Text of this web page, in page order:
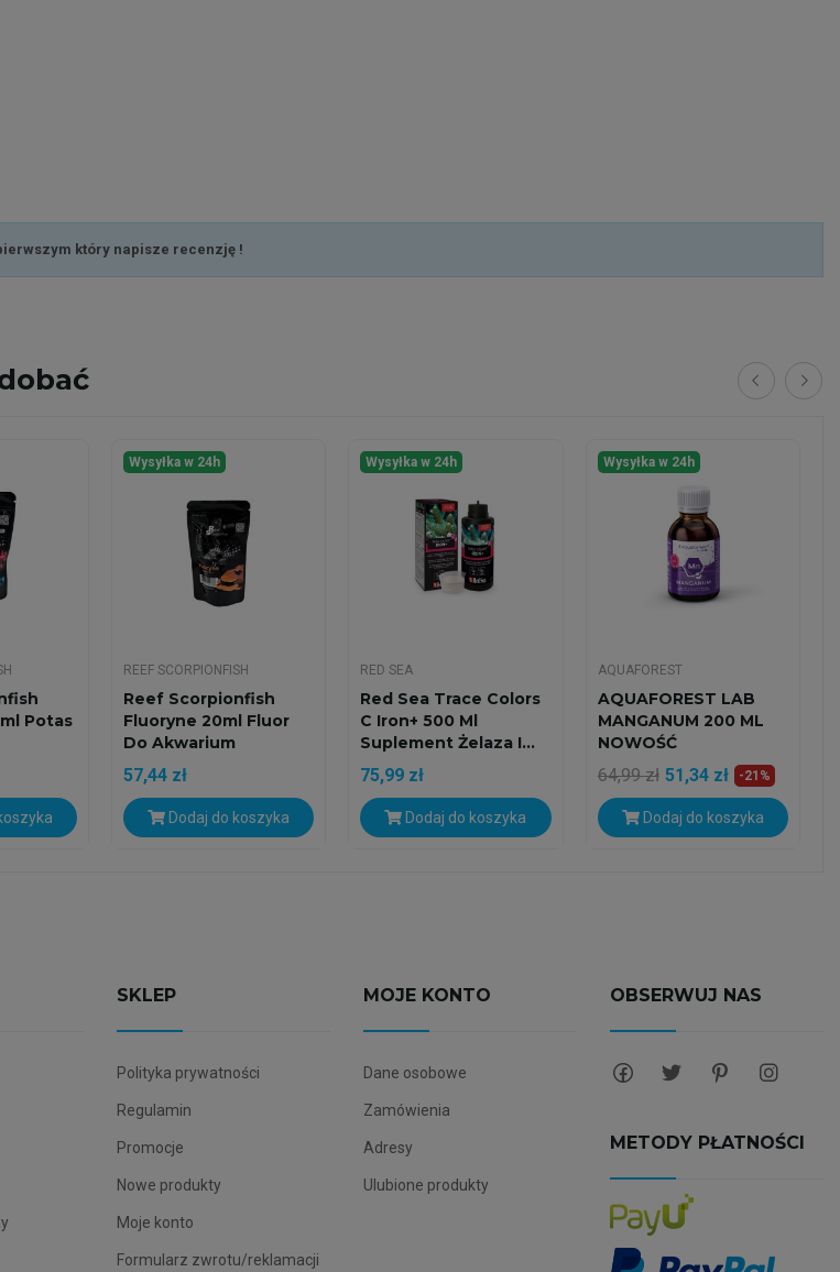
który napisze recenzję !
Potas
Wysyłka w 24h
REEF SCORPIONFISH
Reef Scorpionfish
Fluoryne 20ml Fluor
Do Akwarium
Morskiego
57,44 zł
Dodaj do koszyka
Wysyłka w 24h
RED SEA
Red Sea Trace Colors
C Iron+ 500 Ml
Suplement Żelaza I...
75,99 zł
Dodaj do koszyka
Wysyłka w 24h
AQUAFOREST
AQUAFOREST LAB
MANGANUM 200 ML
NOWOŚĆ
64,99 zł 51,34 zł -21%
Dodaj do koszyka
SKLEP
Polityka prywatności
Regulamin
Promocje
Nowe produkty
Moje konto
Formularz zwrotu/reklamacji
MOJE KONTO
Dane osobowe
Zamówienia
Adresy
Ulubione produkty
OBSERWUJ NAS
METODY PŁATNOŚCI